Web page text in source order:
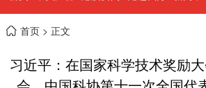
首页> 正文
习近平：在国家科学技术奖励